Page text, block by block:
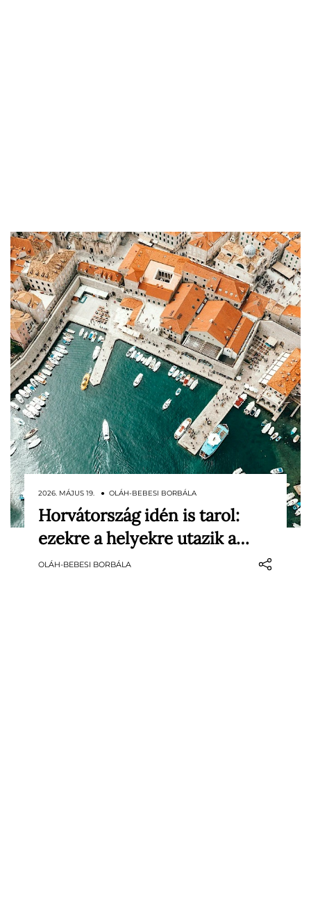
Horvátország 2026 nyarán is az egyik
legbiztosabb külföldi választás a magyar
utazók körében. A friss előfoglalási adatok
szerint továbbra is az apartmanos, autóval
2026. MÁJUS 19. ● OLÁH-BEBESI BORBÁLA
Horvátország idén is tarol:
ezekre a helyekre utazik a…
OLÁH-BEBESI BORBÁLA